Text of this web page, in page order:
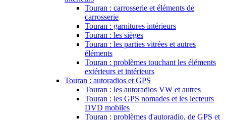
Touran : carrosserie et éléments de
carrosserie
Touran : garnitures intérieurs
Touran : les sièges
Touran : les parties vitrées et autres
éléments
Touran : problèmes touchant les éléments
extérieurs et intérieurs
Touran : autoradios et GPS
Touran : les autoradios VW et autres
Touran : les GPS nomades et les lecteurs
DVD mobiles
Touran : problèmes d'autoradio, de GPS et